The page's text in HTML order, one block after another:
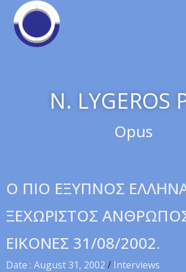
N. LYGEROS
Opus
O ΠIO EΞYΠNOΣ
ΞEXΩPIΣTOΣ
EIKONEΣ 31/08/2002.
Date : August 31, 2002 / Interviews